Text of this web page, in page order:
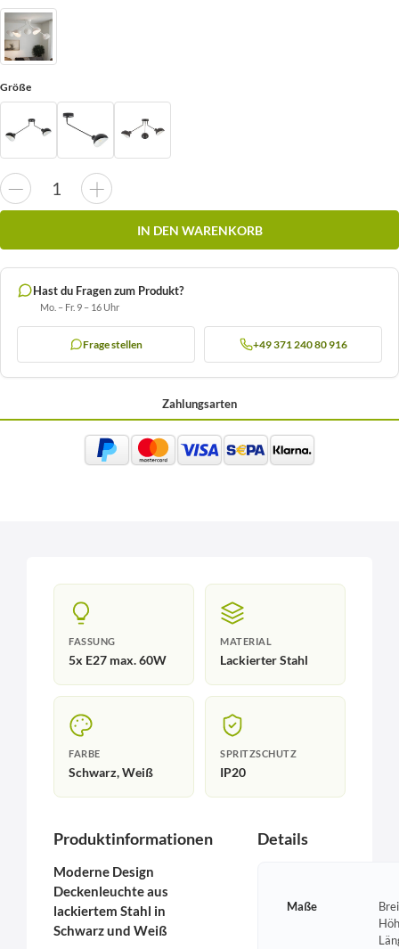
Größe
IN DEN WARENKORB
Hast du Fragen zum Produkt?
Mo. – Fr. 9 – 16 Uhr
Frage stellen +49 371 240 80 916
Zahlungsarten
FASSUNG
5x E27 max. 60W
MATERIAL
Lackierter Stahl
FARBE
Schwarz, Weiß
SPRITZSCHUTZ
IP20
Produktinformationen
Moderne Design
Deckenleuchte aus
lackiertem Stahl in
Schwarz und Weiß
Details
Maße